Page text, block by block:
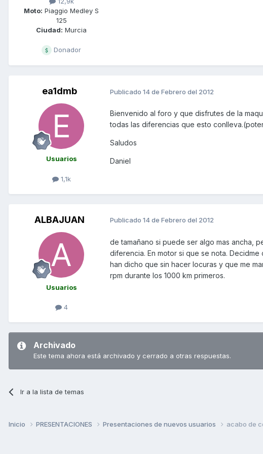
Moto: Piaggio Medley S
125
Ciudad: Murcia
Donador
ea1dmb
Usuarios
1,1k
Publicado 14 de Febrero del 2012
Bienvenido al foro y que disfrutes de la
todas las diferencias que esto
Saludos
Daniel
ALBAJUAN
Usuarios
4
Publicado 14 de Febrero del 2012
de tamañano si puede ser algo mas ancha,
diferencia. En motor si que se nota.
han dicho que sin hacer locuras y que me
rpm durante los 1000 km primeros.
Archivado
Este tema ahora está archivado y cerrado a otras respuestas.
Ir a la lista de temas
Inicio PRESENTACIONES Presentaciones de nuevos usuarios acabo de